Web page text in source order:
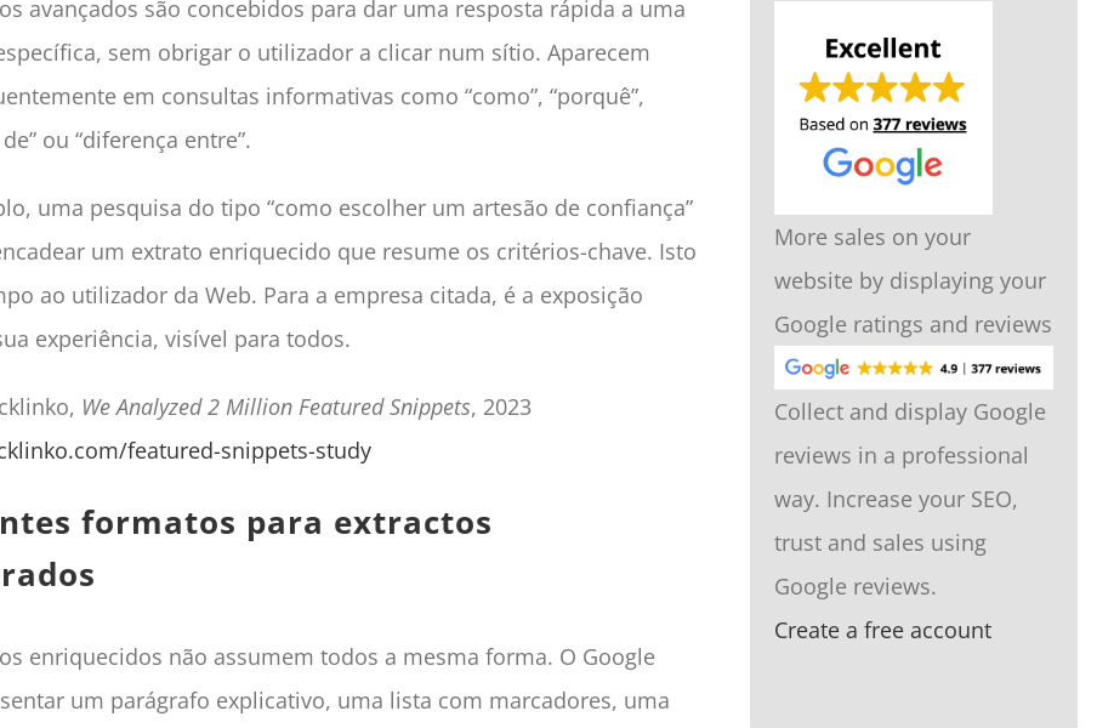
avançados são concebidos para dar uma resposta rápida a uma
sem obrigar o utilizador a clicar num sítio. Aparecem
em consultas informativas como “como”, “porquê”,
ou “diferença entre”.
uma pesquisa do tipo “como escolher um artesão de confiança”
um extrato enriquecido que resume os critérios-chave. Isto
ao utilizador da Web. Para a empresa citada, é a exposição
experiência, visível para todos.
We Analyzed 2 Million Featured Snippets, 2023
featured-snippets-study
formatos para extractos
enriquecidos não assumem todos a mesma forma. O Google
um parágrafo explicativo, uma lista com marcadores, uma
More sales on your
website by displaying your
Google ratings and reviews
Collect and display Google
reviews in a professional
way. Increase your SEO,
trust and sales using
Google reviews.
Create a free account